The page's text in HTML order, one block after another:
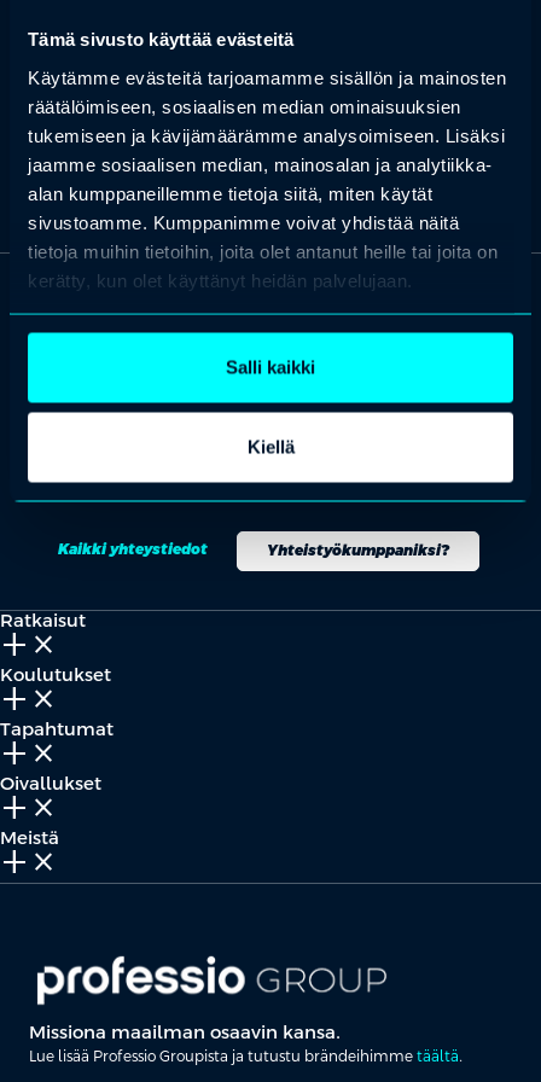
Tämä sivusto käyttää evästeitä
Käytämme evästeitä tarjoamamme sisällön ja mainosten
räätälöimiseen, sosiaalisen median ominaisuuksien
tukemiseen ja kävijämäärämme analysoimiseen. Lisäksi
jaamme sosiaalisen median, mainosalan ja analytiikka-
alan kumppaneillemme tietoja siitä, miten käytät
sivustoamme. Kumppanimme voivat yhdistää näitä
tietoja muihin tietoihin, joita olet antanut heille tai joita on
kerätty, kun olet käyttänyt heidän palvelujaan.
Salli kaikki
Kiellä
käytettäväksi tuomiseen liittyvät digitalisaatiohankkeet, joissa
hyötykäyttöön.
OTA YHTEYTTÄ
Kaikki yhteystiedot Yhteistyökumppaniksi?
Ratkaisut
add_2 close
Koulutukset
add_2 close
Tapahtumat
add_2 close
Oivallukset
add_2 close
Meistä
add_2 close
Missiona maailman osaavin kansa.
Lue lisää Professio Groupista ja tutustu brändeihimme täältä.